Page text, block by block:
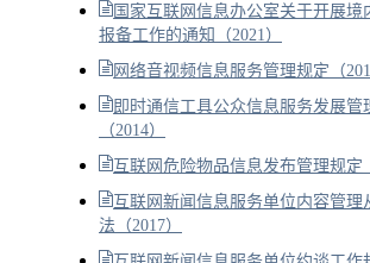
国家互联网信息办公室关于开展境
报备工作的通知（2021）
网络音视频信息服务管理规定（
即时通信工具公众信息服务发展管
（2014）
互联网危险物品信息发布管理规定
互联网新闻信息服务单位内容管理
法（2017）